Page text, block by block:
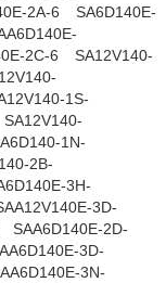
2A-6
SA6D140E-
2C-6
SA12V140-
1S-
SA12V140-
1N-
2B-
3H-
3D-
SAA6D140E-2D-
3D-
3N-